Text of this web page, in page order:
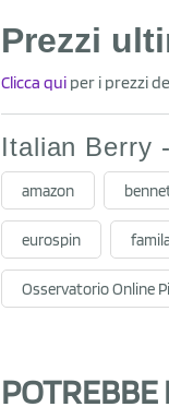
Prezzi
Clicca qui per i prezzi
Italian Berry
amazon
eurospin
Osservatorio Online